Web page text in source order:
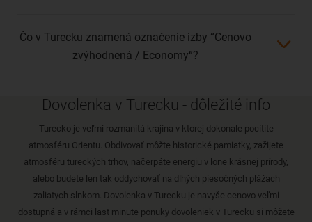
Čo v Turecku znamená označenie izby “Cenovo
zvýhodnená / Economy“?
Dovolenka v Turecku - dôležité info
Turecko je veľmi rozmanitá krajina v ktorej dokonale pocítite
atmosféru Orientu. Obdivovať môžte historické pamiatky, zažijete
atmosféru tureckých trhov, načerpáte energiu v lone krásnej prírody,
alebo budete len tak oddychovať na dlhých piesočných plážach
zaliatych slnkom. Dovolenka v Turecku je navyše cenovo veľmi
dostupná a v rámci last minute ponuky dovoleniek v Turecku si môžete